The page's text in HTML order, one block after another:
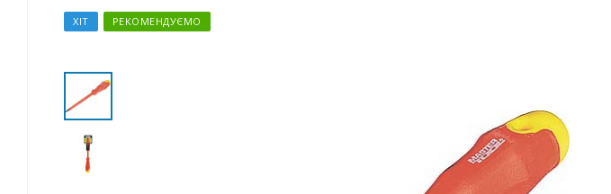
ХІТ РЕКОМЕНДУЄМО